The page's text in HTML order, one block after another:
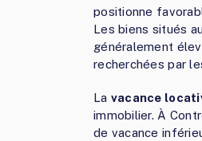
positionne
Les biens situés
généralement
recherchées par
La vacance
immobilier. À
de vacance